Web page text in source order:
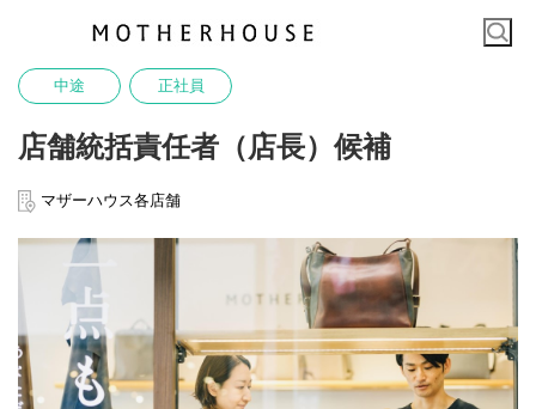
中途 正社員
店舗統括責任者（店長）候補
マザーハウス各店舗